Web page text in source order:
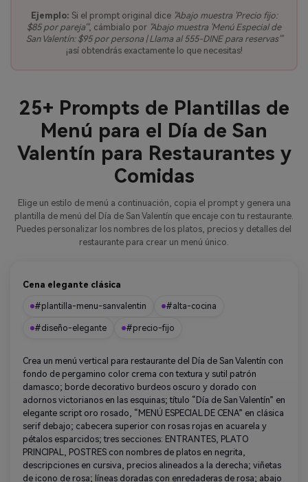
Ejemplo: Si el prompt original dice "Abajo muestra 'Precio fijo:
$85 por pareja'", cámbialo por "Abajo muestra 'Menú Especial de
San Valentín: $95 por persona | Llama al 555-DINE para reservas'"
¡así obtendrás exactamente lo que necesitas!
25+ Prompts de Plantillas de
Menú para el Día de San
Valentín para Restaurantes y
Comidas
Elige un estilo de menú a continuación, copia el prompt y genera una
plantilla de menú del Día de San Valentín que encaje con tu restaurante.
Puedes personalizar los nombres de los platos, precios y detalles del
restaurante para crear un menú único.
Cena elegante clásica
#plantilla-menu-sanvalentin #alta-cocina
#diseño-elegante #precio-fijo
Crea un menú vertical para restaurante del Día de San Valentín con
fondo de pergamino color crema con textura y sutil patrón
damasco; borde decorativo burdeos oscuro y dorado con
adornos victorianos en las esquinas; título “Día de San Valentín” en
elegante script oro rosado, “MENÚ ESPECIAL DE CENA” en clásica
serif debajo; cabecera superior con rosas rojas en acuarela y
pétalos esparcidos; tres secciones: ENTRANTES, PLATO
PRINCIPAL, POSTRES con nombres de platos en negrita,
descripciones en cursiva, precios alineados a la derecha; viñetas
de icono de rosa; líneas doradas con enredaderas de rosa; abajo